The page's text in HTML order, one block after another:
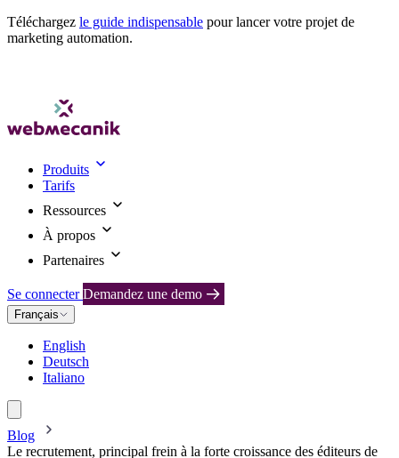
Téléchargez le guide indispensable pour lancer votre projet de
marketing automation.
Produits
Tarifs
Ressources
À propos
Partenaires
Se connecterDemandez une demo
Français
English
Deutsch
Italiano
Blog
Le recrutement, principal frein à la forte croissance des éditeurs de